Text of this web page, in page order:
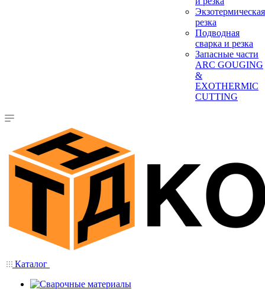
Экзотермическая
резка
Подводная
сварка и резка
Запасные части
ARC GOUGING
&
EXOTHERMIC
CUTTING
Каталог